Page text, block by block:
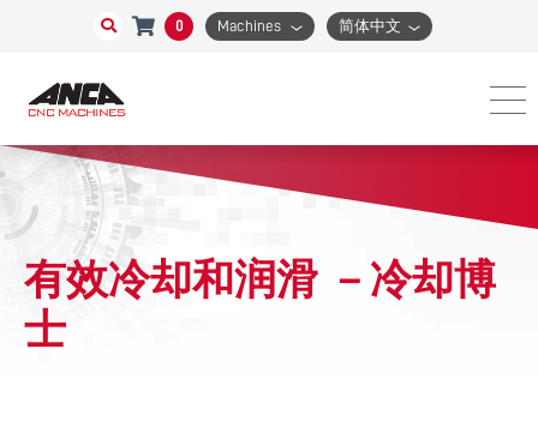
0 Machines 简体中文
有效冷却和润滑 －冷却博
士